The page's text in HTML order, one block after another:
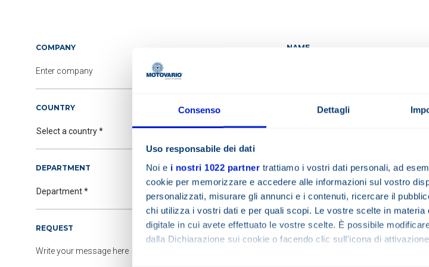
Consenso Dettagli
Uso responsabile dei dati
Noi e i nostri 1022 partner trattiamo i vostri dati personali, ad
cookie per memorizzare e accedere alle informazioni sul vostro
personalizzati, misurare gli annunci e i contenuti, ricercare il
chi utilizza i vostri dati e per quali scopi. Le vostre scelte in
digitale in cui avete effettuato le vostre scelte. È possibile
dalla Dichiarazione sui cookie o facendo clic sull'icona di
COMPANY NAME
COUNTRY PROVINCE
DEPARTMENT COMPANY TYPE
REQUEST